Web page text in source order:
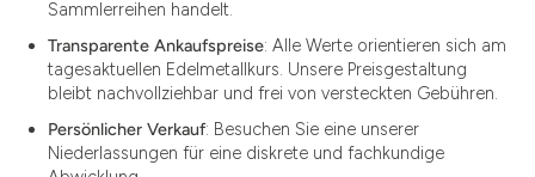
Sammlerreihen handelt.
Transparente Ankaufspreise: Alle Werte orientieren sich am
tagesaktuellen Edelmetallkurs. Unsere Preisgestaltung
bleibt nachvollziehbar und frei von versteckten Gebühren.
Persönlicher Verkauf: Besuchen Sie eine unserer
Niederlassungen für eine diskrete und fachkundige